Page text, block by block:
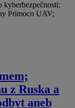
Primoco UAV;
z Ruska a
aneb